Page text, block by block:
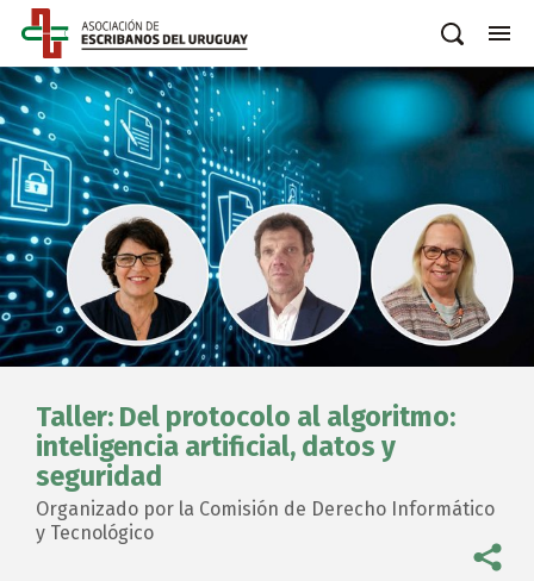
Taller: Del protocolo al algoritmo:
inteligencia artificial, datos y
seguridad
Organizado por la Comisión de Derecho Informático
y Tecnológico